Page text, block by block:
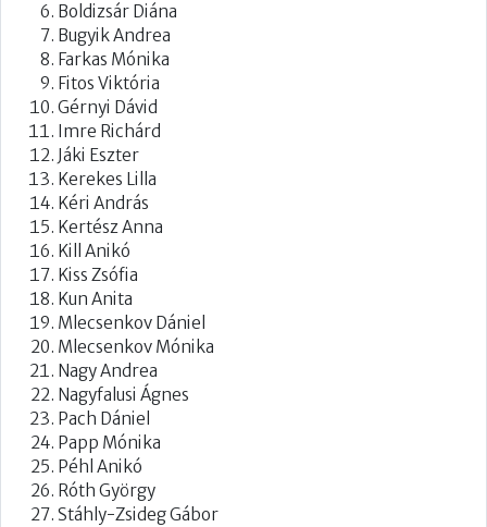
Boldizsár Diána
Bugyik Andrea
Farkas Mónika
Fitos Viktória
Gérnyi Dávid
Imre Richárd
Jáki Eszter
Kerekes Lilla
Kéri András
Kertész Anna
Kill Anikó
Kiss Zsófia
Kun Anita
Mlecsenkov Dániel
Mlecsenkov Mónika
Nagy Andrea
Nagyfalusi Ágnes
Pach Dániel
Papp Mónika
Péhl Anikó
Róth György
Stáhly-Zsideg Gábor